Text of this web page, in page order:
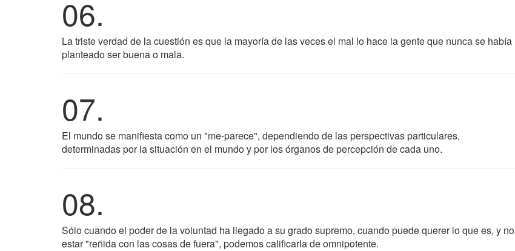
06.
La triste verdad de la cuestión es que la mayoría de las veces el mal lo hace la gente que nunca se había
planteado ser buena o mala.
07.
El mundo se manifiesta como un "me-parece", dependiendo de las perspectivas particulares,
determinadas por la situación en el mundo y por los órganos de percepción de cada uno.
08.
Sólo cuando el poder de la voluntad ha llegado a su grado supremo, cuando puede querer lo que es, y no
estar "reñida con las cosas de fuera", podemos calificarla de omnipotente.